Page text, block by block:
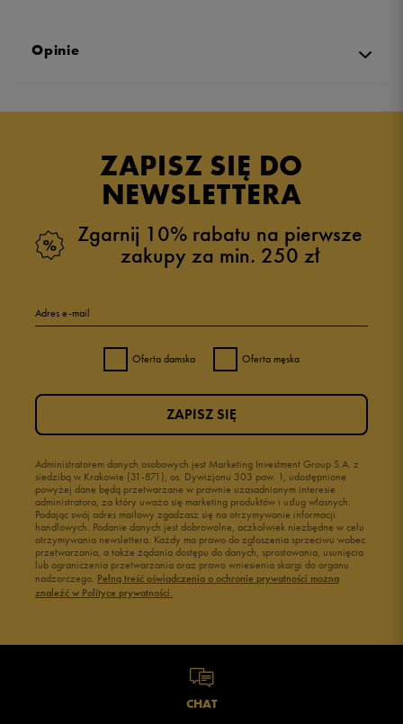
Opinie
ZAPISZ SIĘ DO
NEWSLETTERA
Zgarnij 10% rabatu na pierwsze
zakupy za min. 250 zł
Adres e-mail
Oferta damska Oferta męska
Administratorem danych osobowych jest Marketing Investment Group S.A. z
siedzibą w Krakowie (31-871), os. Dywizjonu 303 paw. 1, udostępnione
powyżej dane będą przetwarzane w prawnie uzasadnionym interesie
administratora, za który uważa się marketing produktów i usług własnych.
Podając swój adres mailowy zgadzasz się na otrzymywanie informacji
handlowych. Podanie danych jest dobrowolne, aczkolwiek niezbędne w celu
otrzymywania newslettera. Każdy ma prawo do zgłoszenia sprzeciwu wobec
przetwarzania, a także żądania dostępu do danych, sprostowania, usunięcia
lub ograniczenia przetwarzania oraz prawo wniesienia skargi do organu
nadzorczego. Pełną treść oświadczenia o ochronie prywatności można
znaleźć w Polityce prywatności.
ZAPISZ SIĘ
CHAT